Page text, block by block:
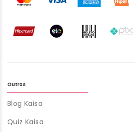
Outros
Blog Kaisa
Quiz Kaisa